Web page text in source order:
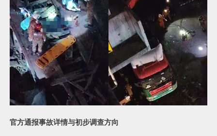
官方通报事故详情与初步调查方向